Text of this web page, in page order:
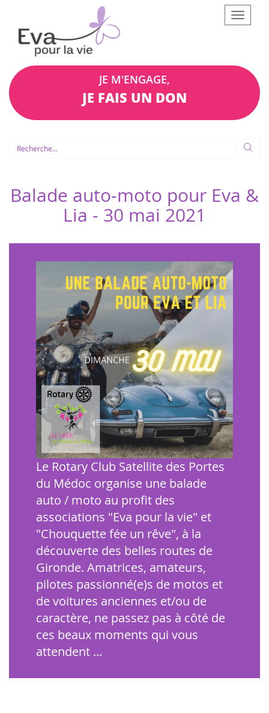
Afficher
le
JE M'ENGAGE,
JE FAIS UN DON
Balade auto-moto pour Eva &
Lia - 30 mai 2021
Le Rotary Club Satellite des Portes
du Médoc organise une balade
auto / moto au profit des
associations "Eva pour la vie" et
"Chouquette fée un rêve", à la
découverte des belles routes de
Gironde. Amatrices, amateurs,
pilotes passionné(e)s de motos et
de voitures anciennes et/ou de
caractère, ne passez pas à côté de
ces beaux moments qui vous
attendent ...